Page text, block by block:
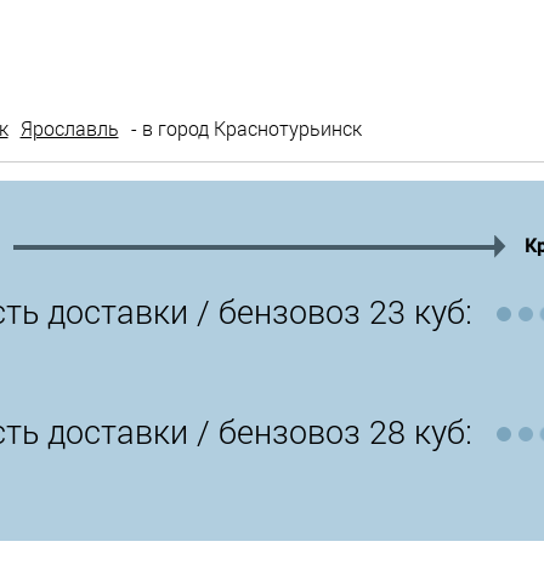
Ярославль - в город Краснотурьинск
доставки / бензовоз 23 куб:
доставки / бензовоз 28 куб: